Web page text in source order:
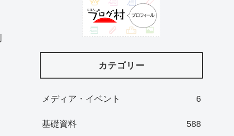
カテゴリー
メディア・イベント 6
基礎資料 588